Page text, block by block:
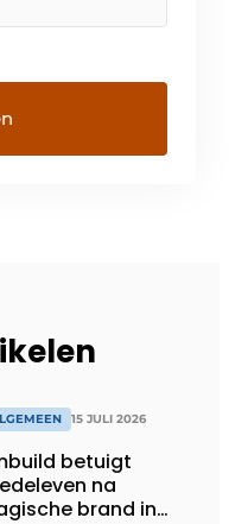
15 JULI 2026
betuigt
na
brand in